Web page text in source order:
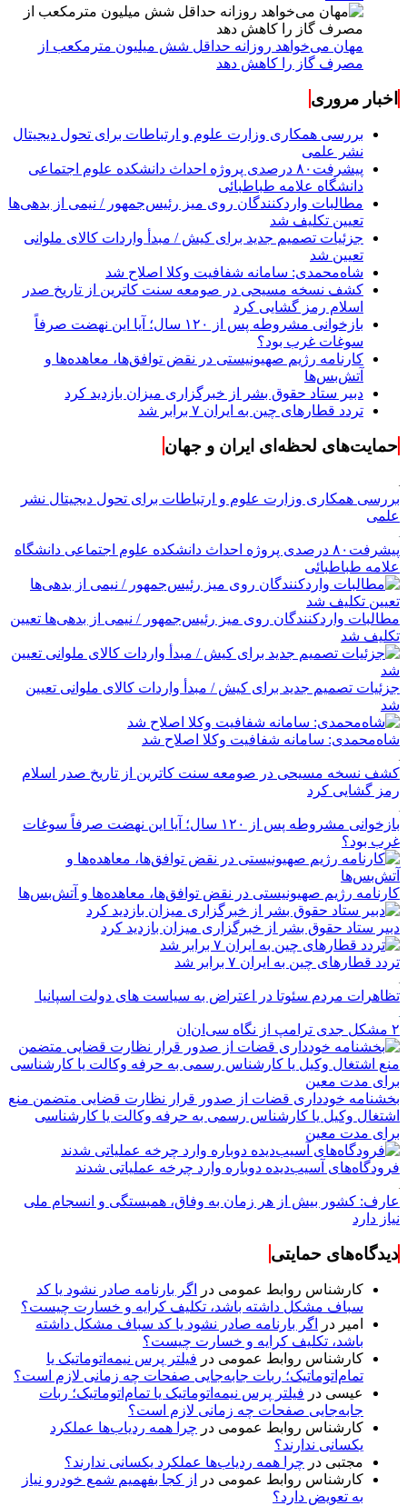
مهان می‌خواهد روزانه حداقل شش میلیون مترمکعب از
مصرف گاز را کاهش دهد
نشر علمی
دانشگاه علامه طباطبائی
مطالبات واردکنندگان روی میز رئیس‌جمهور / نیمی از بدهی‌ها
تعیین تکلیف شد
جزئیات تصمیم جدید برای کیش / مبدأ واردات کالای ملوانی
تعیین شد
شاه‌محمدی: سامانه شفافیت وکلا اصلاح شد
کشف نسخه‌ مسیحی در صومعه سنت کاترین از تاریخ صدر
اسلام رمز گشایی کرد
سوغات غرب بود؟
کارنامه رژیم صهیونیستی در نقض توافق‌ها، معاهده‌ها و
آتش‌بس‌ها
دبیر ستاد حقوق بشر از خبرگزاری میزان بازدید کرد
تردد قطارهای چین به ایران ۷ برابر شد
علمی
علامه طباطبائی
مطالبات واردکنندگان روی میز رئیس‌جمهور / نیمی از بدهی‌ها تعیین
تکلیف شد
جزئیات تصمیم جدید برای کیش / مبدأ واردات کالای ملوانی تعیین
شد
شاه‌محمدی: سامانه شفافیت وکلا اصلاح شد
رمز گشایی کرد
غرب بود؟
کارنامه رژیم صهیونیستی در نقض توافق‌ها، معاهده‌ها و آتش‌بس‌ها
دبیر ستاد حقوق بشر از خبرگزاری میزان بازدید کرد
تردد قطارهای چین به ایران ۷ برابر شد
بخشنامه خودداری قضات از صدور قرار نظارت قضایی متضمن منع
اشتغال وکیل یا کارشناس رسمی به حرفه وکالت یا کارشناسی
برای مدت معین
فرودگاه‌های آسیب‌دیده دوباره وارد چرخه عملیاتی شدند
نیاز دارد
سباف مشکل داشته باشد، تکلیف کرایه و خسارت چیست؟
امیردراگر بارنامه صادر نشود یا کد سباف مشکل داشته
باشد، تکلیف کرایه و خسارت چیست؟
کارشناس روابط عمومیدرفیلتر پرس نیمه‌اتوماتیک یا
تمام‌اتوماتیک؛ ربات جابه‌جایی صفحات چه زمانی لازم است؟
عیسیدرفیلتر پرس نیمه‌اتوماتیک یا تمام‌اتوماتیک؛ ربات
جابه‌جایی صفحات چه زمانی لازم است؟
کارشناس روابط عمومیدر چرا همه ردیاب‌ها عملکرد
یکسانی ندارند؟
مجتبی در چرا همه ردیاب‌ها عملکرد یکسانی ندارند؟
کارشناس روابط عمومیدراز کجا بفهمیم شمع خودرو نیاز
به تعویض دارد؟
تیموریدراز کجا بفهمیم شمع خودرو نیاز به تعویض دارد؟